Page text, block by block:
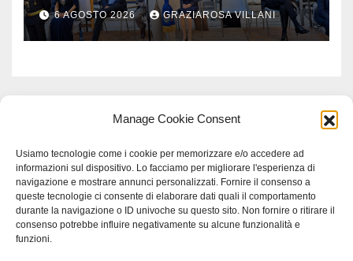
Manage Cookie Consent
Usiamo tecnologie come i cookie per memorizzare e/o accedere ad
informazioni sul dispositivo. Lo facciamo per migliorare l'esperienza di
navigazione e mostrare annunci personalizzati. Fornire il consenso a
queste tecnologie ci consente di elaborare dati quali il comportamento
durante la navigazione o ID univoche su questo sito. Non fornire o ritirare il
consenso potrebbe influire negativamente su alcune funzionalità e
funzioni.
monito per tutti”
6 AGOSTO 2026 GRAZIAROSA VILLANI